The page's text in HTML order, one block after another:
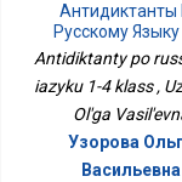
Антидиктанты
Русскому
Класс
Antidiktanty po
iazyku 1-4 klass ,
Ol'ga
Узорова
Васильевна